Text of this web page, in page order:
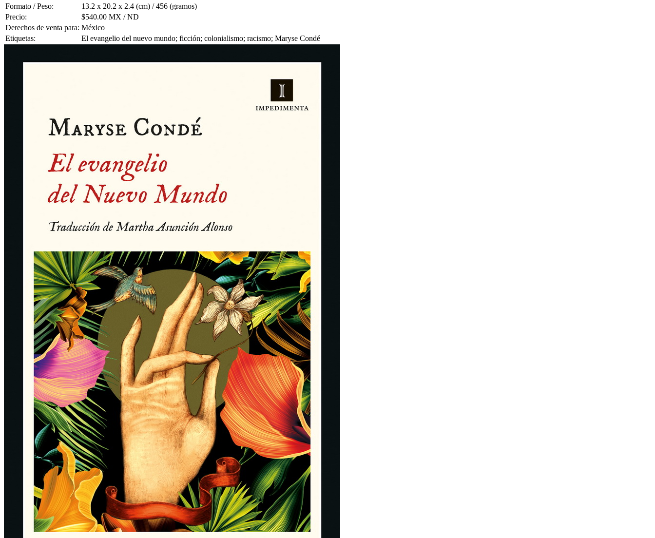
Formato / Peso:
13.2 x 20.2 x 2.4 (cm) / 456 (gramos)
Precio:
$540.00 MX / ND
Derechos de venta para: México
Etiquetas:
El evangelio del nuevo mundo; ficción; colonialismo; racismo; Maryse Condé